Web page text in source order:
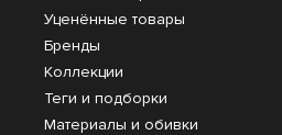
Уценённые товары
Бренды
Коллекции
Теги и подборки
Материалы и обивки